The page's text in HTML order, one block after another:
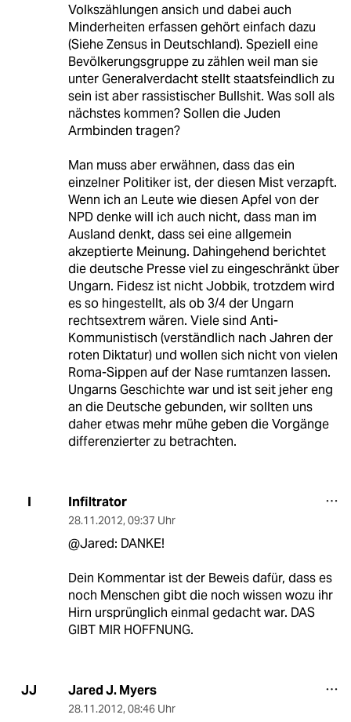
Volkszählungen ansich und dabei auch
Minderheiten erfassen gehört einfach dazu
(Siehe Zensus in Deutschland). Speziell eine
Bevölkerungsgruppe zu zählen weil man sie
unter Generalverdacht stellt staatsfeindlich zu
sein ist aber rassistischer Bullshit. Was soll als
nächstes kommen? Sollen die Juden
Armbinden tragen?
Man muss aber erwähnen, dass das ein
einzelner Politiker ist, der diesen Mist verzapft.
Wenn ich an Leute wie diesen Apfel von der
NPD denke will ich auch nicht, dass man im
Ausland denkt, dass sei eine allgemein
akzeptierte Meinung. Dahingehend berichtet
die deutsche Presse viel zu eingeschränkt über
Ungarn. Fidesz ist nicht Jobbik, trotzdem wird
es so hingestellt, als ob 3/4 der Ungarn
rechtsextrem wären. Viele sind Anti-
Kommunistisch (verständlich nach Jahren der
roten Diktatur) und wollen sich nicht von vielen
Roma-Sippen auf der Nase rumtanzen lassen.
Ungarns Geschichte war und ist seit jeher eng
an die Deutsche gebunden, wir sollten uns
daher etwas mehr mühe geben die Vorgänge
differenzierter zu betrachten.
I Infiltrator
28.11.2012, 09:37 Uhr
@Jared: DANKE!
Dein Kommentar ist der Beweis dafür, dass es
noch Menschen gibt die noch wissen wozu ihr
Hirn ursprünglich einmal gedacht war. DAS
GIBT MIR HOFFNUNG.
JJ Jared J. Myers
28.11.2012, 08:46 Uhr